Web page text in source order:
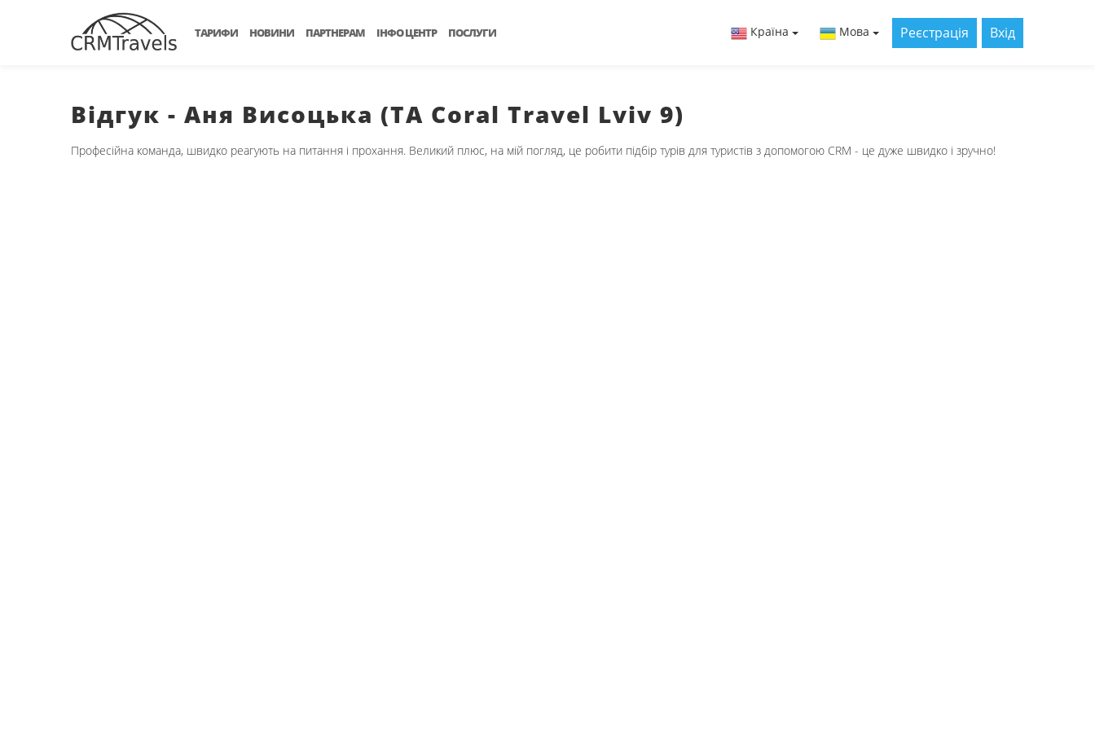
ТАРИФИ НОВИНИ ПАРТНЕРАМ ІНФО ЦЕНТР ПОСЛУГИ Країна Мова Реєстрація Вхід
Відгук - Аня Висоцька (ТА Coral Travel Lviv 9)
Професійна команда, швидко реагують на питання і прохання. Великий плюс, на мій погляд, це робити підбір турів для туристів з допомогою СRM - це дуже швидко і зручно!